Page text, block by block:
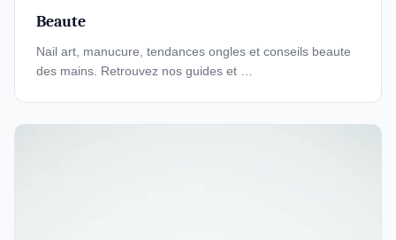
Beaute
Nail art, manucure, tendances ongles et conseils beaute
des mains. Retrouvez nos guides et …